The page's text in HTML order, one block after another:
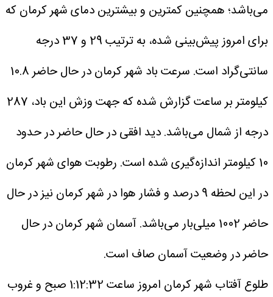
می‌باشد؛ همچنین کمترین و بیشترین دمای شهر کرمان که
برای امروز پیش‌بینی شده، به ترتیب 29 و 37 درجه
سانتی‌گراد است. سرعت باد شهر کرمان در حال حاضر 10.8
کیلومتر بر ساعت گزارش شده که جهت وزش این باد، 287
درجه از شمال می‌باشد.دید افقی در حال حاضر در حدود
10 کیلومتر اندازه‌گیری شده است. رطوبت هوای شهر کرمان
در این لحظه 9 درصد و فشار هوا در شهر کرمان نیز در حال
حاضر 1002 میلی‌بار می‌باشد.
آسمان شهر کرمان در حال
حاضر در وضعیت آسمان صاف است.
طلوع آفتاب شهر کرمان امروز ساعت 1:12:32 صبح و غروب